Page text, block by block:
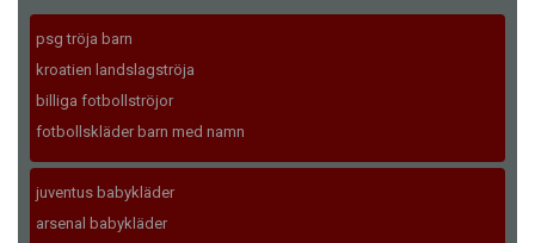
psg tröja barn
kroatien landslagströja
billiga fotbollströjor
fotbollskläder barn med namn
juventus babykläder
arsenal babykläder